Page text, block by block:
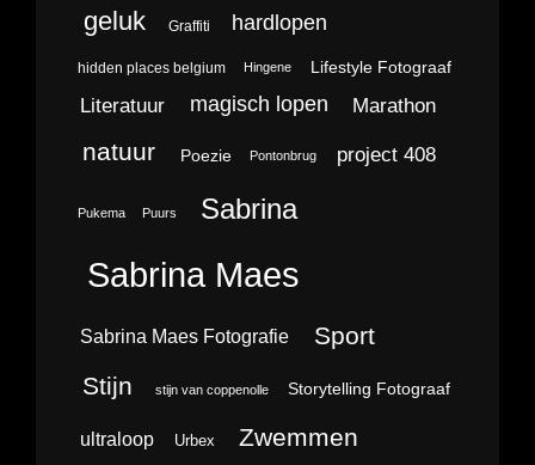
geluk Graffiti hardlopen
hidden places belgium Hingene Lifestyle Fotograaf
Literatuur magisch lopen Marathon
natuur Poezie Pontonbrug project 408
Pukema Puurs Sabrina
Sabrina Maes
Sabrina Maes Fotografie Sport
Stijn stijn van coppenolle Storytelling Fotograaf
ultraloop Urbex Zwemmen